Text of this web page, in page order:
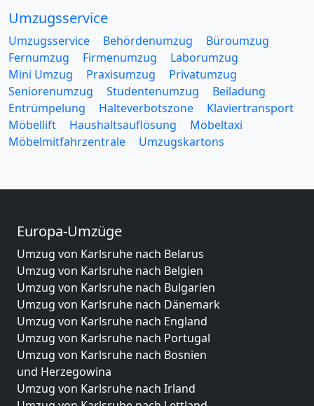
Umzugsservice
Umzugsservice Behördenumzug
Büroumzug
Fernumzug
Firmenumzug
Laborumzug
Mini Umzug
Praxisumzug
Privatumzug
Seniorenumzug
Studentenumzug
Beiladung
Entrümpelung
Halteverbotszone
Klaviertransport
Möbellift
Haushaltsauflösung
Möbeltaxi
Möbelmitfahrzentrale
Umzugskartons
Europa-Umzüge
Umzug von Karlsruhe nach Belarus
Umzug von Karlsruhe nach Belgien
Umzug von Karlsruhe nach Bulgarien
Umzug von Karlsruhe nach Dänemark
Umzug von Karlsruhe nach England
Umzug von Karlsruhe nach Portugal
Umzug von Karlsruhe nach Bosnien
und Herzegowina
Umzug von Karlsruhe nach Irland